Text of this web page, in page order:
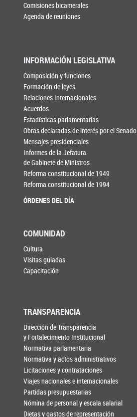
Comisiones bicamerales
Agenda de reuniones
INFORMACIÓN LEGISLATIVA
Composición y funciones
Formación de leyes
Relaciones Internacionales
Acuerdos
Estadísticas parlamentarias
Obras declaradas de interés por el Senado
Mensajes presidenciales
Informes de la Jefatura
de Gabinete de Ministros
Reforma constitucional de 1949
Reforma constitucional de 1994
ÓRDENES DEL DÍA
COMUNIDAD
Cultura
Visitas guiadas
Capacitación
TRANSPARENCIA
Dirección de Transparencia
y Fortalecimiento Institucional
Normativa parlamentaria
Normativa y actos administrativos
Licitaciones y contrataciones
Viajes nacionales e internacionales
Partidas presupuestarias
Nómina de personal y escala salarial
Dietas y gastos de representación